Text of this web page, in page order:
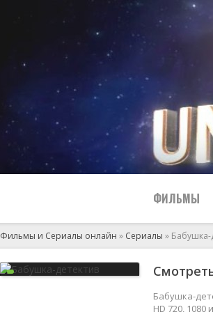
ФИЛЬМЫ
2024
Фильмы и Сериалы онлайн » Сериалы » Бабушка-
Бабушка-
HD 720,